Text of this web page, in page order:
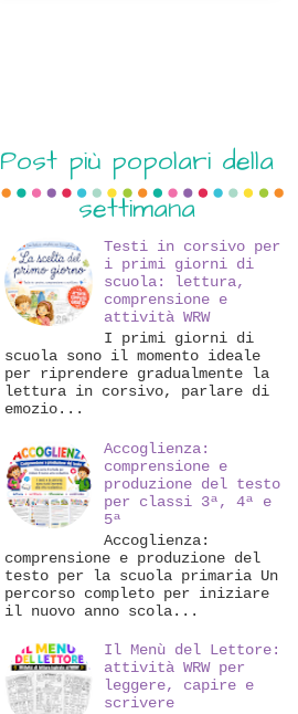
Post più popolari della
settimana
Testi in corsivo per
i primi giorni di
scuola: lettura,
comprensione e
attività WRW
I primi giorni di
scuola sono il momento ideale
per riprendere gradualmente la
lettura in corsivo, parlare di
emozio...
Accoglienza:
comprensione e
produzione del testo
per classi 3ª, 4ª e
5ª
Accoglienza:
comprensione e produzione del
testo per la scuola primaria Un
percorso completo per iniziare
il nuovo anno scola...
Il Menù del Lettore:
attività WRW per
leggere, capire e
scrivere